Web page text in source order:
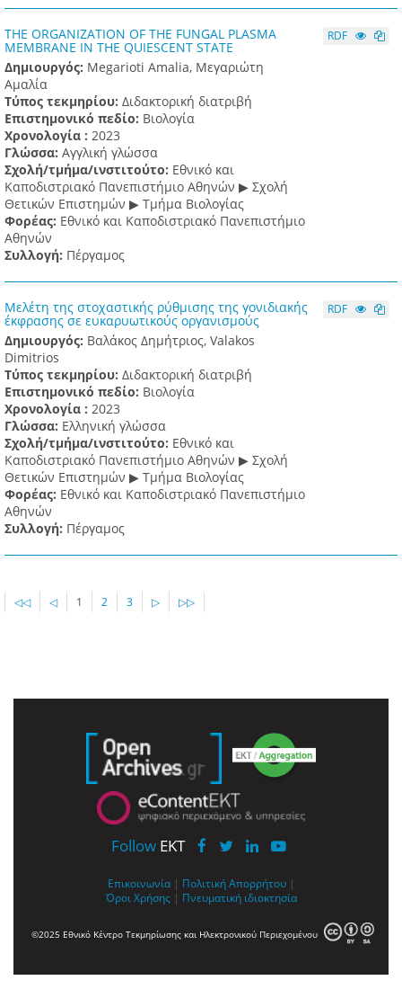
THE ORGANIZATION OF THE FUNGAL PLASMA
MEMBRANE IN THE QUIESCENT STATE
Δημιουργός: Megarioti Amalia, Μεγαριώτη
Αμαλία
Τύπος τεκμηρίου: Διδακτορική διατριβή
Επιστημονικό πεδίο: Βιολογία
Χρονολογία : 2023
Γλώσσα: Αγγλική γλώσσα
Σχολή/τμήμα/ινστιτούτο: Εθνικό και
Καποδιστριακό Πανεπιστήμιο Αθηνών ▶ Σχολή
Θετικών Επιστημών ▶ Τμήμα Βιολογίας
Φορέας: Εθνικό και Καποδιστριακό Πανεπιστήμιο
Αθηνών
Συλλογή: Πέργαμος
RDF
Μελέτη της στοχαστικής ρύθμισης της γονιδιακής
έκφρασης σε ευκαρυωτικούς οργανισμούς
Δημιουργός: Βαλάκος Δημήτριος, Valakos
Dimitrios
Τύπος τεκμηρίου: Διδακτορική διατριβή
Επιστημονικό πεδίο: Βιολογία
Χρονολογία : 2023
Γλώσσα: Ελληνική γλώσσα
Σχολή/τμήμα/ινστιτούτο: Εθνικό και
Καποδιστριακό Πανεπιστήμιο Αθηνών ▶ Σχολή
Θετικών Επιστημών ▶ Τμήμα Βιολογίας
Φορέας: Εθνικό και Καποδιστριακό Πανεπιστήμιο
Αθηνών
Συλλογή: Πέργαμος
RDF
◁◁ ◁ 1 2 3 ▷ ▷▷
Follow EKT
Επικοινωνία | Πολιτική Απορρήτου |
Όροι Χρήσης | Πνευματική ιδιοκτησία
©2025 Εθνικό Κέντρο Τεκμηρίωσης και Ηλεκτρονικού Περιεχομένου